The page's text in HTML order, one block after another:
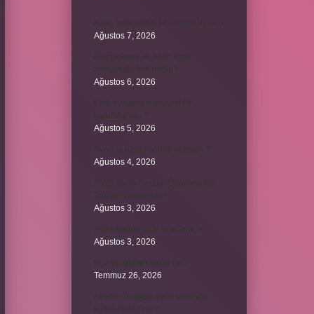
Ağustos 7, 2026
Ağustos 6, 2026
Ağustos 5, 2026
Ağustos 4, 2026
Ağustos 3, 2026
Ağustos 3, 2026
Temmuz 26, 2026